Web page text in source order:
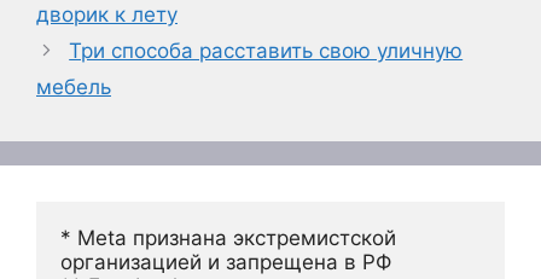
дворик к лету
Три способа расставить свою уличную
мебель
* Meta признана экстремистской
организацией и запрещена в РФ